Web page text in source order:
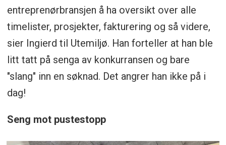
entreprenørbransjen å ha oversikt over alle
timelister, prosjekter, fakturering og så videre,
sier Ingierd til Utemiljø. Han forteller at han ble
litt tatt på senga av konkurransen og bare
"slang" inn en søknad. Det angrer han ikke på i
dag!
Seng mot pustestopp